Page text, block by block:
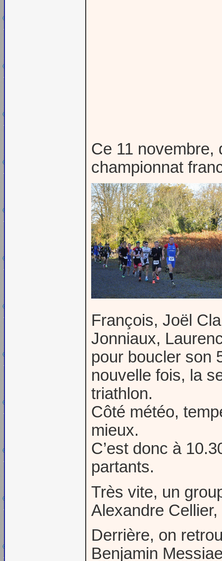
Ce 11 novembre,
championnat
François, Joël
Jonniaux,
pour boucler son
nouvelle fois, la
triathlon.
Côté météo,
mieux.
C’est donc à
partants.
Très vite, un
Alexandre
Derrière, on
Benjamin